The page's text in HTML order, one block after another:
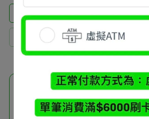
鄧仁豪 / XL 陳虹余 / L
Raymond Liu / L 郭志維 /
此商品參與的優惠活動
品牌小物加價購